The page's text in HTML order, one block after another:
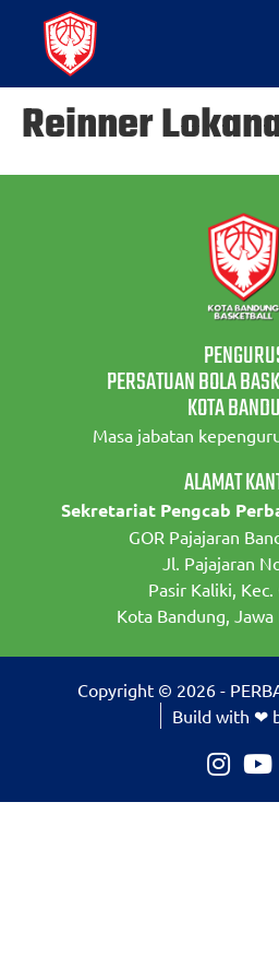
Reinner
PERSATUAN BOLA
KOTA
Masa jabatan
ALAMAT
Sekretariat Pengcab
GOR Pajajaran
Jl. Pajajaran
Pasir Kaliki,
Kota Bandung,
Copyright © 2026 -
Build with ❤